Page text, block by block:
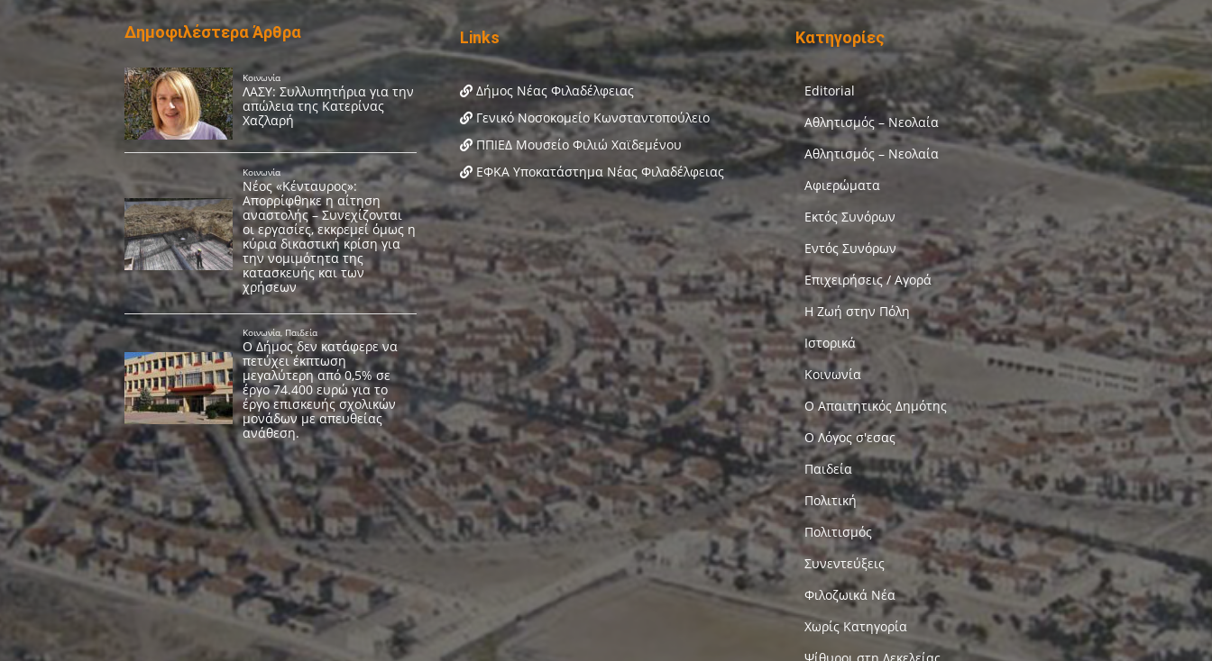
Δημοφιλέστερα Άρθρα Links
Δήμος Νέας Φιλαδέλφειας
Γενικό Νοσοκομείο Κωνσταντοπούλειο
ΠΠΙΕΔ Μουσείο Φιλιώ Χαϊδεμένου
ΕΦΚΑ Υποκατάστημα Νέας Φιλαδέλφειας
Κατηγορίες
Editorial
Αθλητισμός – Νεολαία
Αθλητισμός – Νεολαία
Αφιερώματα
Εκτός Συνόρων
Εντός Συνόρων
Επιχειρήσεις / Αγορά
Η Ζωή στην Πόλη
Ιστορικά
Κοινωνία
Ο Απαιτητικός Δημότης
Ο Λόγος σ'εσας
Παιδεία
Πολιτική
Πολιτισμός
Συνεντεύξεις
Φιλοζωικά Νέα
Χωρίς Κατηγορία